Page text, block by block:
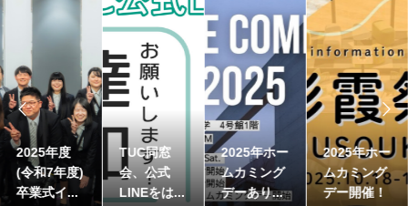

2025年度
(令和7年度)
卒業式イ...
TUC同窓
会、公式
LINEをは...
2025年ホー
ムカミング
デーあり...
2025年ホー
ムカミング
デー開催！
